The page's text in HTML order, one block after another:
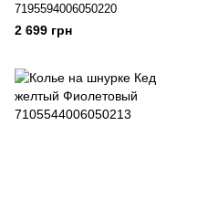
7195594006050220
2 699 грн